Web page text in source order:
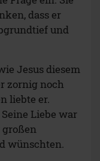
dass er
und
Jesus diesem
zornig noch
liebte er.
Liebe war
großen
wünschten.